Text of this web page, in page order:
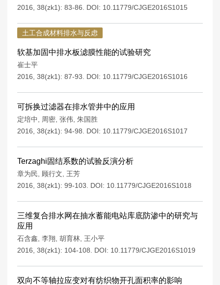
2016, 38(zk1): 83-86.
DOI: 10.11779/CJGE2016S1015
土工合成材料排水与反虑
软基加固中排水板滤膜性能的试验研究
崔士平
2016, 38(zk1): 87-93.
DOI: 10.11779/CJGE2016S1016
可拆换过滤器在排水管井中的应用
定培中 周密 张伟 朱国胜
2016, 38(zk1): 94-98.
DOI: 10.11779/CJGE2016S1017
Terzaghi固结系数的试验反演分析
章为民 顾行文
王芳
2016, 38(zk1): 99-103.
DOI: 10.11779/CJGE2016S1018
三维复合排水网在抽水蓄能电站库底防渗中的研究与
应用
石含鑫 李翔 胡育林 王小平
2016, 38(zk1): 104-108.
DOI: 10.11779/CJGE2016S1019
双向不等轴拉应变对有纺织物开孔面积率的影响